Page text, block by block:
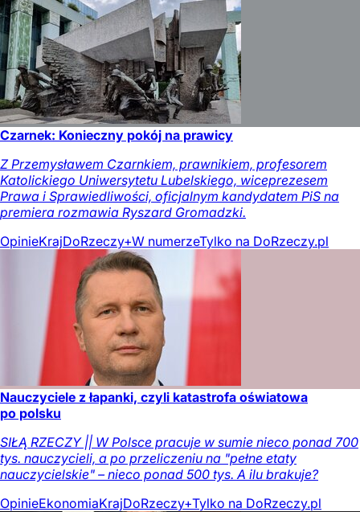
Czarnek: Konieczny pokój na prawicy
Z Przemysławem Czarnkiem, prawnikiem, profesorem
Katolickiego Uniwersytetu Lubelskiego, wiceprezesem
Prawa i Sprawiedliwości, oficjalnym kandydatem PiS na
premiera rozmawia Ryszard Gromadzki.
OpinieKrajDoRzeczy+W numerzeTylko na DoRzeczy.pl
Nauczyciele z łapanki, czyli katastrofa oświatowa
po polsku
SIŁĄ RZECZY || W Polsce pracuje w sumie nieco ponad 700
tys. nauczycieli, a po przeliczeniu na "pełne etaty
nauczycielskie" – nieco ponad 500 tys. A ilu brakuje?
OpinieEkonomiaKrajDoRzeczy+Tylko na DoRzeczy.pl